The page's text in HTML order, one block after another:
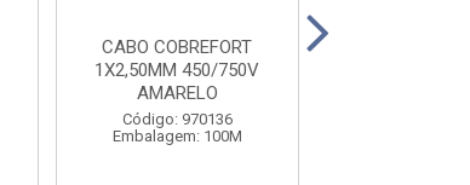
CABO COBREFORT
1X2,50MM 450/750V
AMARELO
Código: 970136
Embalagem: 100M